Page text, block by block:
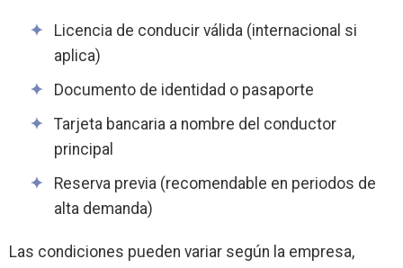
Licencia de conducir válida (internacional si
aplica)
Documento de identidad o pasaporte
Tarjeta bancaria a nombre del conductor
principal
Reserva previa (recomendable en periodos de
alta demanda)
Las condiciones pueden variar según la empresa,